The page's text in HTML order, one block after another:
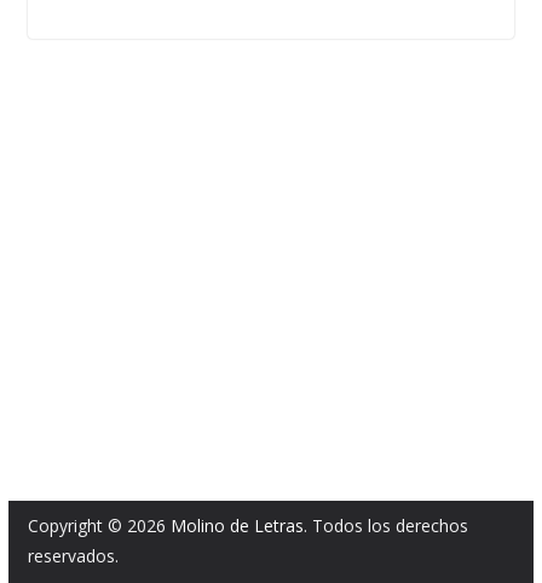
Copyright © 2026 Molino de Letras. Todos los derechos
reservados.